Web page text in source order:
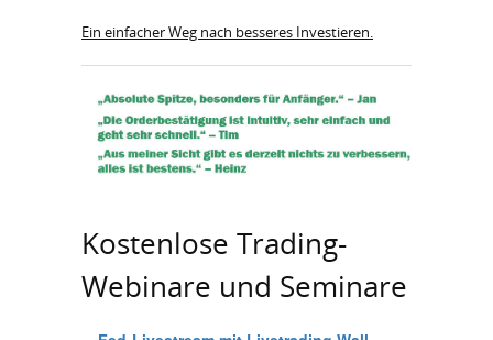
Ein einfacher Weg nach besseres Investieren.
Kostenlose Trading-
Webinare und Seminare